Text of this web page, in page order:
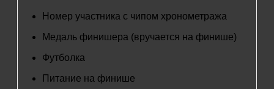
Номер участника с чипом хронометража
Медаль финишера (вручается на финише)
Футболка
Питание на финише